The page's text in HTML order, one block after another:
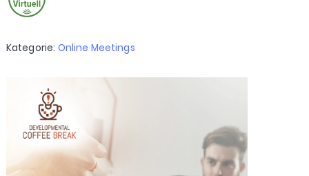
Kategorie: Online Meetings